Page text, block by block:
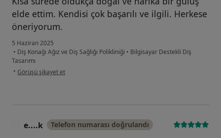
elde ettim. Kendisi çok başarılı ve ilgili. Herkese
öneriyorum.
5 Haziran 2025
• Diş Konağı Ağız ve Diş Sağlığı Polikliniği • Bilgisayar Destekli Diş
Tasarımı
• kullanıcının görüşüne göre h.....
Görüşü şikayet et
e....k Telefon numarası doğrulandı